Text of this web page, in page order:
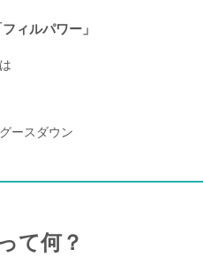
ィルパワー」
ースダウン
て何？